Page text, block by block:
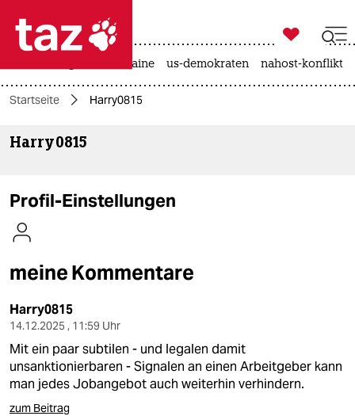
 taz zahl ich
taz zahl ich
themen
kultur
sport
berlin
nord

taz zahl ich
krieg in der ukraine us-demokraten nahost-konflikt
Startseite Harry0815
Harry0815
Profil-Einstellungen
meine Kommentare
Harry0815
14.12.2025 , 11:59 Uhr
Mit ein paar subtilen - und legalen damit
unsanktionierbaren - Signalen an einen Arbeitgeber kann
man jedes Jobangebot auch weiterhin verhindern.
zum Beitrag